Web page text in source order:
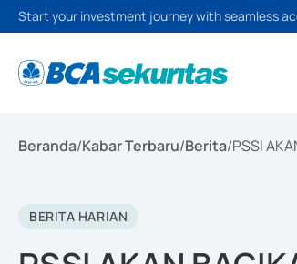
Start your investment journey with seamless
Beranda/Kabar Terbaru/Berita/PSSI
BERITA HARIAN